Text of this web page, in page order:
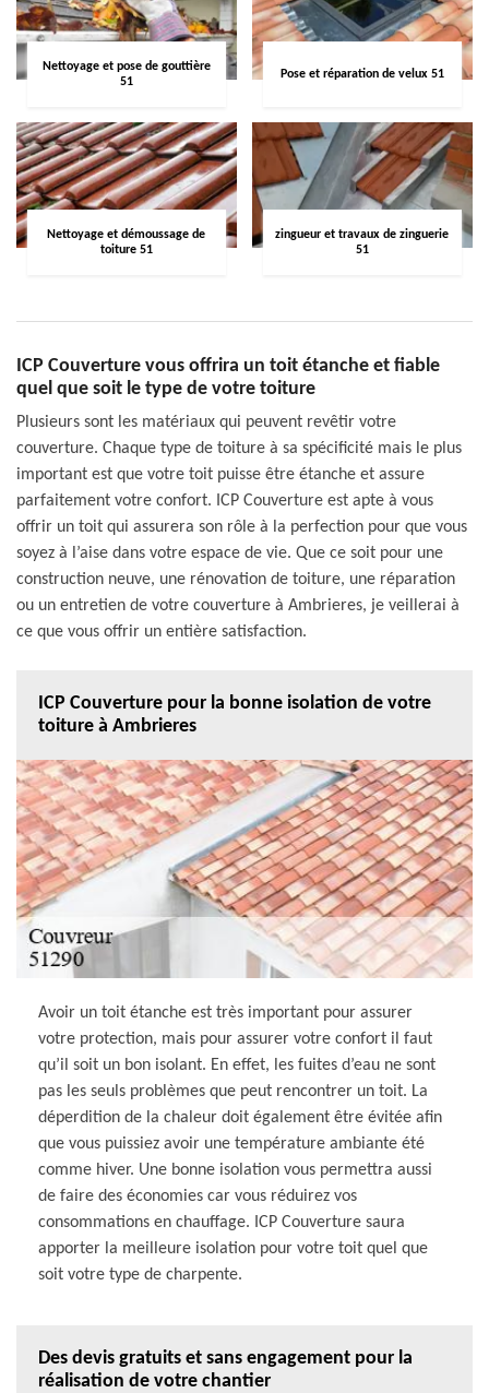
Nettoyage et pose de gouttière
51
Pose et réparation de velux 51
Nettoyage et démoussage de
toiture 51
zingueur et travaux de zinguerie
51
ICP Couverture vous offrira un toit étanche et fiable
quel que soit le type de votre toiture
Plusieurs sont les matériaux qui peuvent revêtir votre
couverture. Chaque type de toiture à sa spécificité mais le plus
important est que votre toit puisse être étanche et assure
parfaitement votre confort. ICP Couverture est apte à vous
offrir un toit qui assurera son rôle à la perfection pour que vous
soyez à l’aise dans votre espace de vie. Que ce soit pour une
construction neuve, une rénovation de toiture, une réparation
ou un entretien de votre couverture à Ambrieres, je veillerai à
ce que vous offrir un entière satisfaction.
ICP Couverture pour la bonne isolation de votre
toiture à Ambrieres
Avoir un toit étanche est très important pour assurer
votre protection, mais pour assurer votre confort il faut
qu’il soit un bon isolant. En effet, les fuites d’eau ne sont
pas les seuls problèmes que peut rencontrer un toit. La
déperdition de la chaleur doit également être évitée afin
que vous puissiez avoir une température ambiante été
comme hiver. Une bonne isolation vous permettra aussi
de faire des économies car vous réduirez vos
consommations en chauffage. ICP Couverture saura
apporter la meilleure isolation pour votre toit quel que
soit votre type de charpente.
Des devis gratuits et sans engagement pour la
réalisation de votre chantier